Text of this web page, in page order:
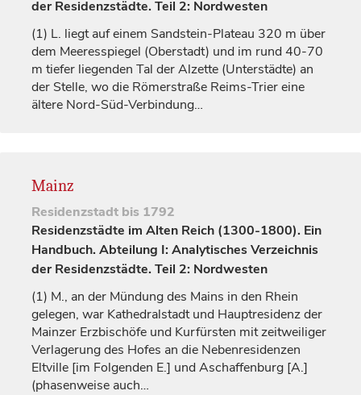
der Residenzstädte. Teil 2: Nordwesten
(1) L. liegt auf einem Sandstein-Plateau 320 m über
dem Meeresspiegel (Oberstadt) und im rund 40-70
m tiefer liegenden Tal der Alzette (Unterstädte) an
der Stelle, wo die Römerstraße Reims-Trier eine
ältere Nord-Süd-Verbindung…
Mainz
Residenzstadt bis 1792
Residenzstädte im Alten Reich (1300-1800). Ein
Handbuch. Abteilung I: Analytisches Verzeichnis
der Residenzstädte. Teil 2: Nordwesten
(1) M., an der Mündung des Mains in den Rhein
gelegen, war Kathedralstadt und Hauptresidenz der
Mainzer Erzbischöfe und Kurfürsten mit zeitweiliger
Verlagerung des Hofes an die Nebenresidenzen
Eltville [im Folgenden E.] und Aschaffenburg [A.]
(phasenweise auch…